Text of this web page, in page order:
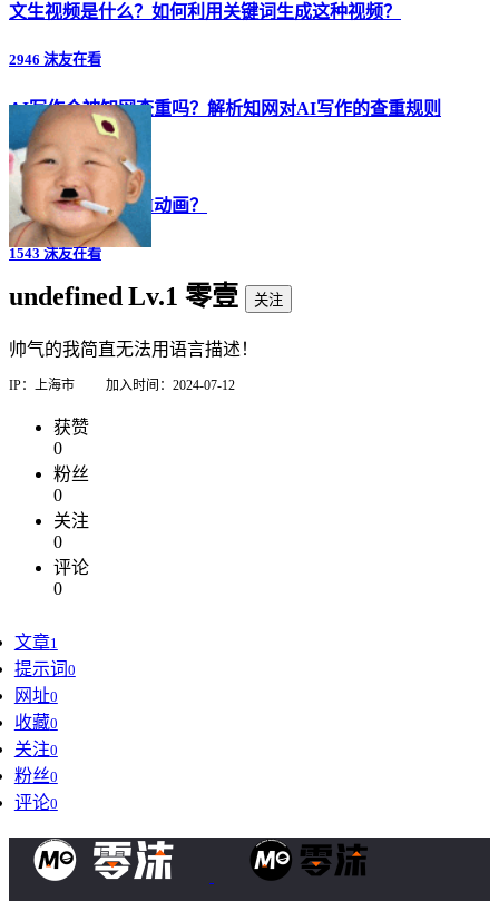
文生视频是什么？如何利用关键词生成这种视频？
2946 沫友在看
AI写作会被知网查重吗？解析知网对AI写作的查重规则
2301 沫友在看
怎么用小说制作AI动画？
1543 沫友在看
undefined Lv.1 零壹 关注
帅气的我简直无法用语言描述！
IP：上海市 加入时间：2024-07-12
获赞
0
粉丝
0
关注
0
评论
0
文章1
提示词 0
网址0
收藏0
关注0
粉丝0
评论0